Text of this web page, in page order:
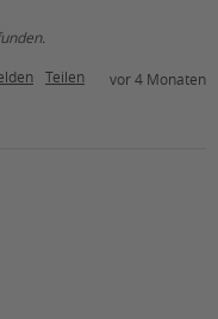
Teilen vor 4 Monaten